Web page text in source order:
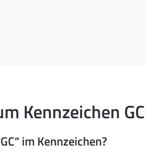
Kennzeichen GC
im Kennzeichen?